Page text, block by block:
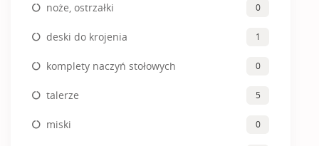
noże, ostrzałki 0
deski do krojenia 1
komplety naczyń stołowych 0
talerze 5
miski 0